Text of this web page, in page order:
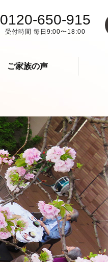
0120-650-915
受付時間 毎日9:00〜18:00
ご家族の声